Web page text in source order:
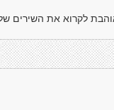
לקרוא את השירים